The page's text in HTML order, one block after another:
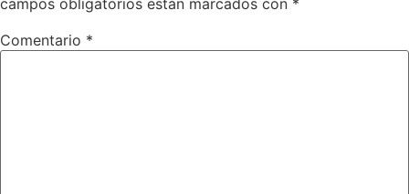
campos obligatorios están marcados con *
Comentario *